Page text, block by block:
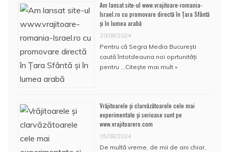
Am lansat site-ul www.vrajitoare-romania-
Israel.ro cu promovare directă în Țara Sfântă
și în lumea arabă
20/09/2024
Pentru că Segra Media București
caută întotdeauna noi oprtunități
pentru …Citește mai mult »
Vrăjitoarele și clarvăzătoarele cele mai
experimentate și serioase sunt pe
www.vrajitoarero.com
05/08/2024
De multă vreme, de mii de ani chiar,